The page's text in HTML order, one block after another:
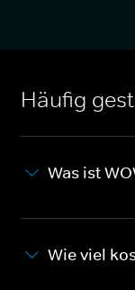
Häufig
Was ist
Wie viel